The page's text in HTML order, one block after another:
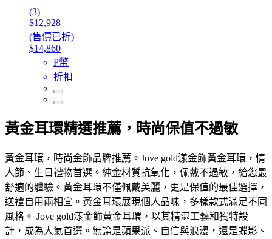
(3)
$12,928
(售價已折)
$14,860
P幣
折扣
黃金耳環精選推薦，時尚保值不過敏
黃金耳環，時尚金飾品牌推薦。Jove gold漾金飾黃金耳環，情
人節、生日禮物首選。純金材質抗氧化，佩戴不過敏，給您最
舒適的體驗。黃金耳環不僅佩戴美麗，更是保值的最佳選擇，
送禮自用兩相宜。黃金耳環展現個人品味，多樣款式滿足不同
風格。 Jove gold漾金飾黃金耳環，以其精湛工藝和獨特設
計，成為人氣首選。無論是蘋果派、自信與浪漫，還是蝶影、